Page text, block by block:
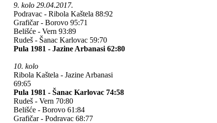
9. kolo 29.04.2017.
Podravac - Ribola Kaštela 88:92
Grafičar - Borovo 95:71
Belišće - Vern 93:89
Rudeš - Šanac Karlovac 59:70
Pula 1981 - Jazine Arbanasi 62:80
10. kolo
Ribola Kaštela - Jazine Arbanasi
69:65
Pula 1981 - Šanac Karlovac 74:58
Rudeš - Vern 70:80
Belišće - Borovo 61:84
Grafičar - Podravac 68:77